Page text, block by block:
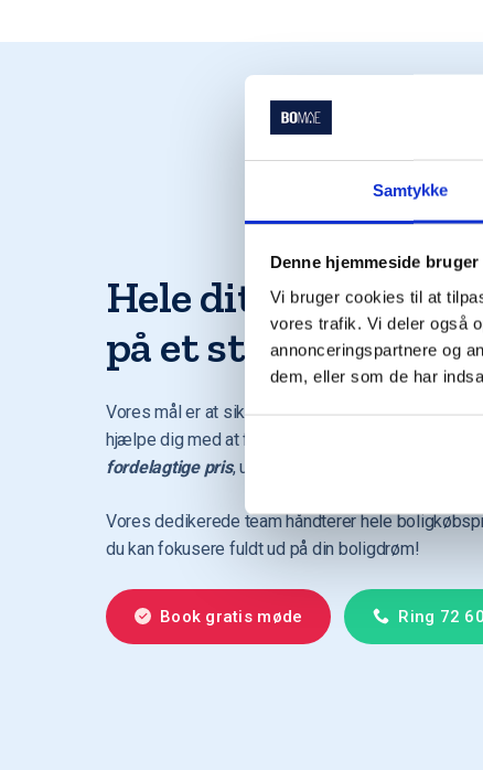
Samtykke
Denne hjemmeside
Vi bruger cookies til at
vores trafik. Vi deler også
annonceringspartnere og
dem, eller som de har
Hele dit boligkøb
på et sted
Vores mål er at sikre dig den bedste
hjælpe dig med at finde dit
fordelagtige pris, uanset hvor i landet du ønsker at
Vores dedikerede team håndterer hele
du kan fokusere fuldt ud på din boligdrøm!
Book gratis møde Ring 72